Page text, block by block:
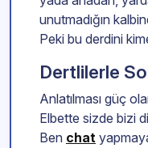
unutmadığın
Peki bu derdini
Dertlilerle
Anlatılması güç
Elbette sizde bizi
Ben chat